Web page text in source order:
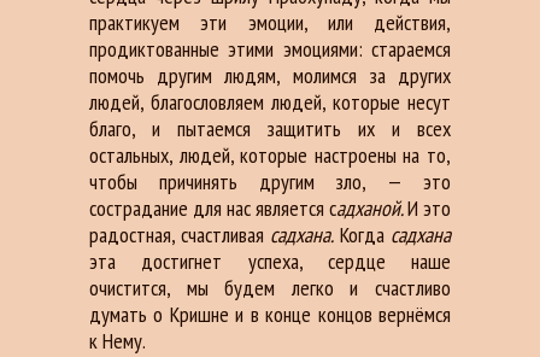
практикуем эти эмоции, или действия,
продиктованные этими эмоциями: стараемся
помочь другим людям, молимся за других
людей, благословляем людей, которые несут
благо, и пытаемся защитить их и всех
остальных, людей, которые настроены на то,
чтобы причинять другим зло, — это
сострадание для нас является садханой.И это
радостная, счастливая садхана. Когда садхана
эта достигнет успеха, сердце наше
очистится, мы будем легко и счастливо
думать о Кришне и в конце концов вернёмся
к Нему.